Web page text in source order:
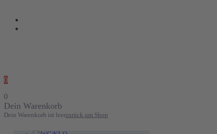
0
0
Dein Warenkorb
Dein Warenkorb ist leerzurück um Shop